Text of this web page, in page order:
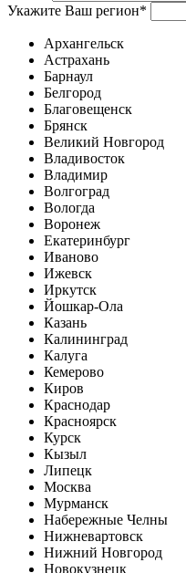
Укажите Ваш регион*
Архангельск
Астрахань
Барнаул
Белгород
Благовещенск
Брянск
Великий Новгород
Владивосток
Владимир
Волгоград
Вологда
Воронеж
Екатеринбург
Иваново
Ижевск
Иркутск
Йошкар-Ола
Казань
Калининград
Калуга
Кемерово
Киров
Краснодар
Красноярск
Курск
Кызыл
Липецк
Москва
Мурманск
Набережные Челны
Нижневартовск
Нижний Новгород
Новокузнецк